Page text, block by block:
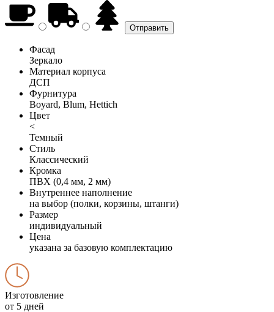
Фасад
Зеркало
Материал корпуса
ДСП
Фурнитура
Boyard, Blum, Hettich
Цвет
<
Темный
Стиль
Классический
Кромка
ПВХ (0,4 мм, 2 мм)
Внутреннее наполнение
на выбор (полки, корзины, штанги)
Размер
индивидуальный
Цена
указана за базовую комплектацию
Изготовление
от 5 дней